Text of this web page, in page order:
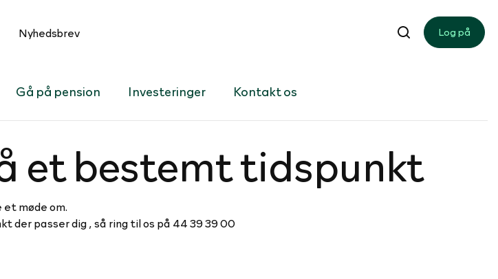
Nyhedsbrev Log på
Gå på pension Investeringer Kontakt os
et bestemt tidspunkt
et møde om.
der passer dig , så ring til os på 44 39 39 00